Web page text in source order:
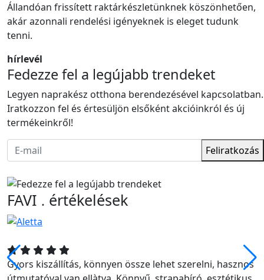
Állandóan frissített raktárkészletünknek köszönhetően,
akár azonnali rendelési igényeknek is eleget tudunk
tenni.
hírlevél
Fedezze fel a legújabb trendeket
Legyen naprakész otthona berendezésével kapcsolatban.
Iratkozzon fel és értesüljön elsőként akcióinkról és új
termékeinkről!
Feliratkozás
FAVI . értékelések
Gyors kiszállítás, könnyen össze lehet szerelni, hasznos